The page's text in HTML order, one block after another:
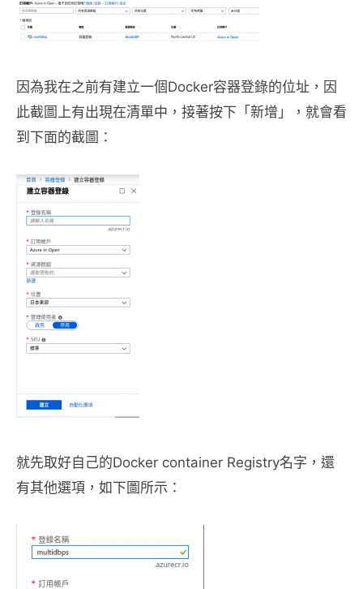
因為我在之前有建立一個Docker容器登錄的位址，因
此截圖上有出現在清單中，接著按下「新增」，就會看
到下面的截圖：
就先取好自己的Docker container Registry名字，還
有其他選項，如下圖所示：